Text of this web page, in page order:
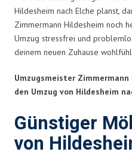
Hildesheim nach Elche planst,
Zimmermann Hildesheim noch
Umzug stressfrei und
deinem neuen Zuhause
Umzugsmeister
den Umzug von Hildesheim
Günstiger
von